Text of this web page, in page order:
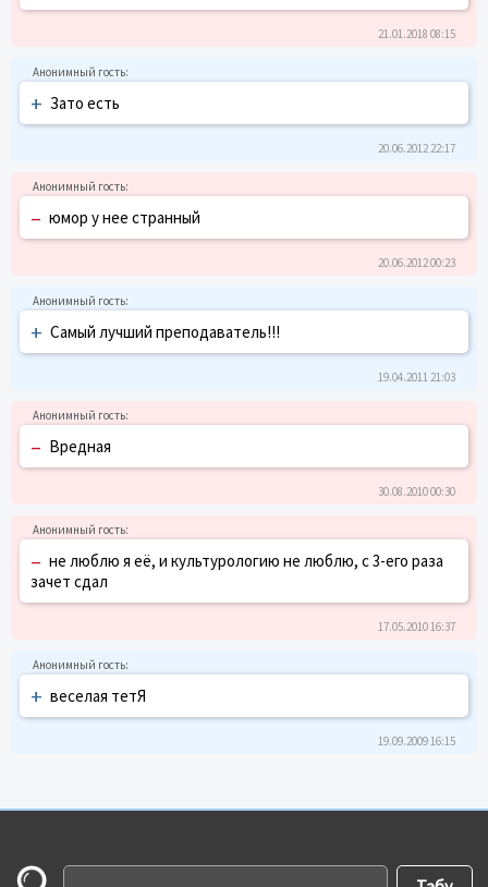
21.01.2018 08:15
+ Зато есть
20.06.2012 22:17
– юмор у нее странный
20.06.2012 00:23
+ Самый лучший преподаватель!!!
19.04.2011 21:03
– Вредная
30.08.2010 00:30
– не люблю я её, и культурологию не люблю, с 3-его раза
зачет сдал
17.05.2010 16:37
+ веселая тетЯ
19.09.2009 16:15